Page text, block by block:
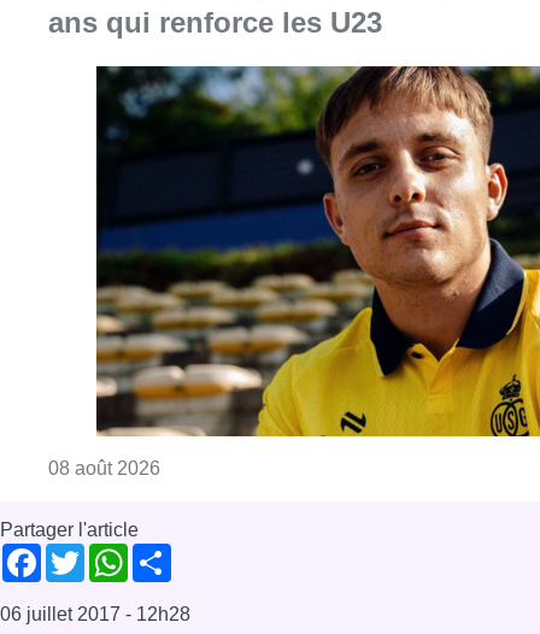
ans qui renforce les U23
08 août 2026
Partager l'article
Facebook
TwitterWhatsApp
06 juillet 2017 - 12h28